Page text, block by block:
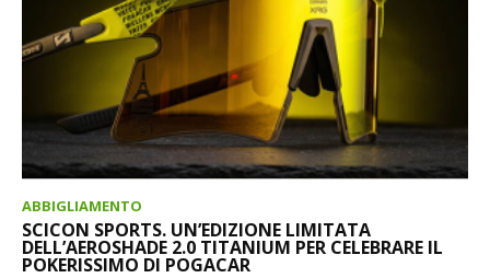
ABBIGLIAMENTO
SCICON SPORTS. UN’EDIZIONE LIMITATA
DELL’AEROSHADE 2.0 TITANIUM PER CELEBRARE IL
POKERISSIMO DI POGACAR